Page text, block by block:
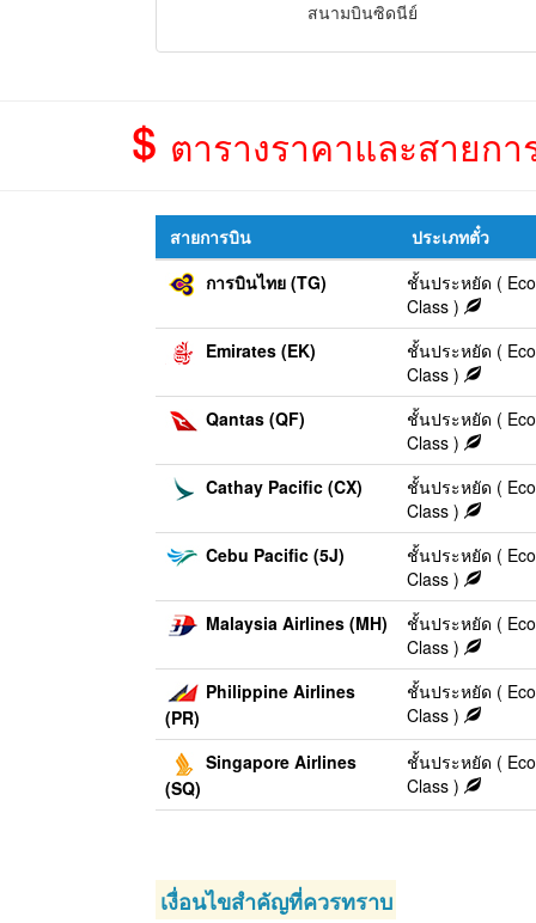
สนามบินซิดนีย์
ตารางราคาและสายก
สายการบิน
ประเภทตั๋ว
การบินไทย (TG)
ชั้นประหยัด (
Class )
Emirates (EK)
ชั้นประหยัด (
Class )
Qantas (QF)
ชั้นประหยัด (
Class )
Cathay Pacific (CX)
ชั้นประหยัด (
Class )
Cebu Pacific (5J)
ชั้นประหยัด (
Class )
Malaysia Airlines (MH)
ชั้นประหยัด (
Class )
Philippine Airlines
(PR)
ชั้นประหยัด (
Class )
Singapore Airlines
(SQ)
ชั้นประหยัด (
Class )
เงื่อนไขสำคัญที่ควรทราบ